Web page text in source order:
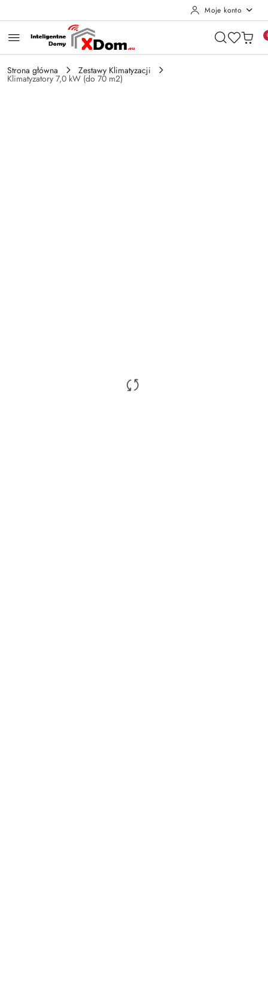
Moje konto
Strona główna Zestawy Klimatyzacji
Klimatyzatory 7,0 kW (do 70 m2)